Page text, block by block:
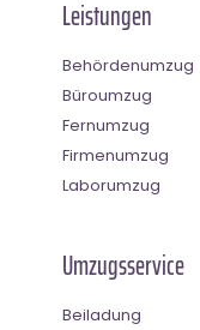
Leistungen
Behördenumzug
Büroumzug
Fernumzug
Firmenumzug
Laborumzug
Umzugsservice
Beiladung